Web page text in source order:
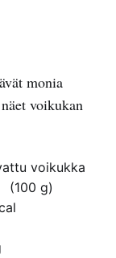
monia
voikukan
voikukka
(100 g)